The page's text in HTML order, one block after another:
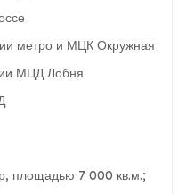
метро и МЦК Окружная
МЦД Лобня
площадью 7 000 кв.м.;